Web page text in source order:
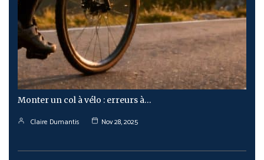
Monter un col à vélo : erreurs à…
Claire Dumantis Nov 28, 2025